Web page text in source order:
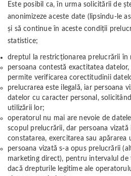
Este posibil ca, în urma solicitării de
anonimizeze aceste date (lipsindu-le
și să continue în aceste condiții
statistice;
dreptul la restricționarea prelucrării în
persoana contestă exactitatea
permite verificarea corectitudinii
prelucrarea este ilegală, iar persoana
datelor cu caracter personal,
utilizării lor;
operatorul nu mai are nevoie de
scopul prelucrării, dar persoana
constatarea, exercitarea sau
persoana vizată s-a opus prelucrării
marketing direct), pentru intervalul de
dacă drepturile legitime ale